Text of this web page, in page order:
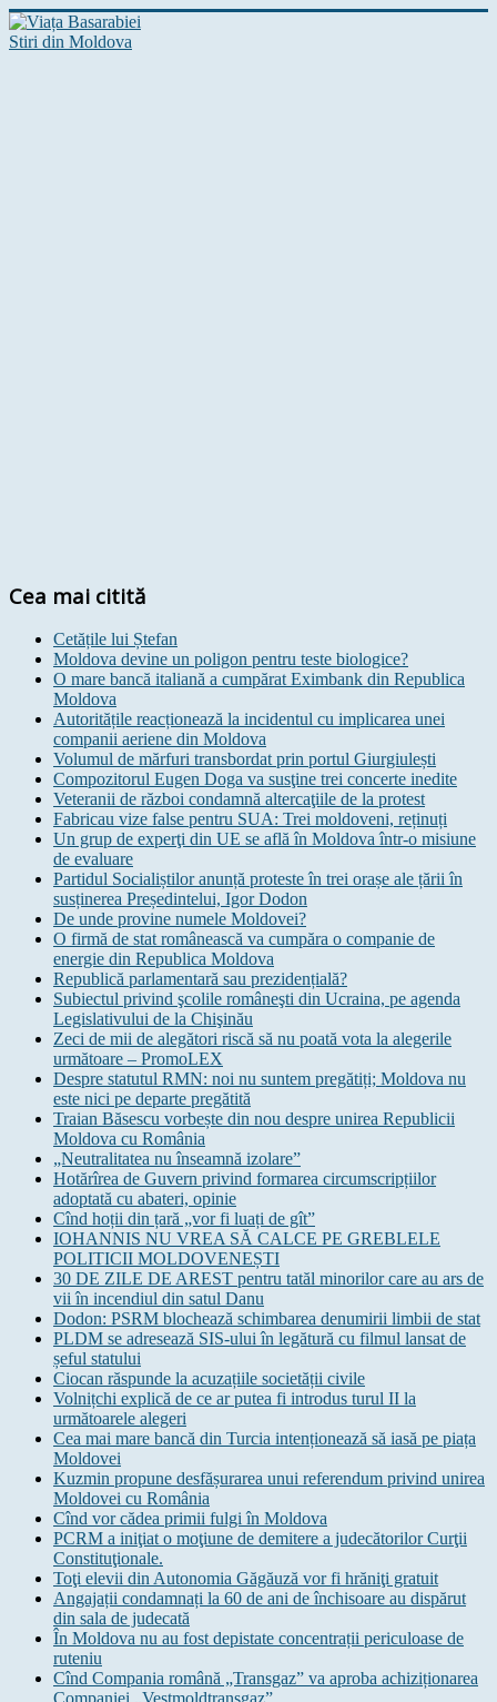
Stiri din Moldova
Cea mai citită
Cetățile lui Ștefan
Moldova devine un poligon pentru teste biologice?
O mare bancă italiană a cumpărat Eximbank din Republica
Moldova
Autoritățile reacționează la incidentul cu implicarea unei
companii aeriene din Moldova
Volumul de mărfuri transbordat prin portul Giurgiulești
Compozitorul Eugen Doga va susţine trei concerte inedite
Veteranii de război condamnă altercaţiile de la protest
Fabricau vize false pentru SUA: Trei moldoveni, reținuți
Un grup de experţi din UE se află în Moldova într-o misiune
de evaluare
Partidul Socialiștilor anunță proteste în trei orașe ale țării în
susținerea Președintelui, Igor Dodon
De unde provine numele Moldovei?
O firmă de stat românească va cumpăra o companie de
energie din Republica Moldova
Republică parlamentară sau prezidențială?
Subiectul privind şcolile româneşti din Ucraina, pe agenda
Legislativului de la Chişinău
Zeci de mii de alegători riscă să nu poată vota la alegerile
următoare – PromoLEX
Despre statutul RMN: noi nu suntem pregătiți; Moldova nu
este nici pe departe pregătită
Traian Băsescu vorbește din nou despre unirea Republicii
Moldova cu România
„Neutralitatea nu înseamnă izolare”
Hotărîrea de Guvern privind formarea circumscripțiilor
adoptată cu abateri, opinie
Cînd hoții din țară „vor fi luați de gît”
IOHANNIS NU VREA SĂ CALCE PE GREBLELE
POLITICII MOLDOVENEȘTI
30 DE ZILE DE AREST pentru tatăl minorilor care au ars de
vii în incendiul din satul Danu
Dodon: PSRM blochează schimbarea denumirii limbii de stat
PLDM se adresează SIS-ului în legătură cu filmul lansat de
șeful statului
Ciocan răspunde la acuzațiile societății civile
Volnițchi explică de ce ar putea fi introdus turul II la
următoarele alegeri
Cea mai mare bancă din Turcia intenționează să iasă pe piața
Moldovei
Kuzmin propune desfășurarea unui referendum privind unirea
Moldovei cu România
Cînd vor cădea primii fulgi în Moldova
PCRM a iniţiat o moţiune de demitere a judecătorilor Curţii
Constituţionale.
Toţi elevii din Autonomia Găgăuză vor fi hrăniţi gratuit
Angajații condamnați la 60 de ani de închisoare au dispărut
din sala de judecată
În Moldova nu au fost depistate concentrații periculoase de
ruteniu
Cînd Compania română „Transgaz” va aproba achiziționarea